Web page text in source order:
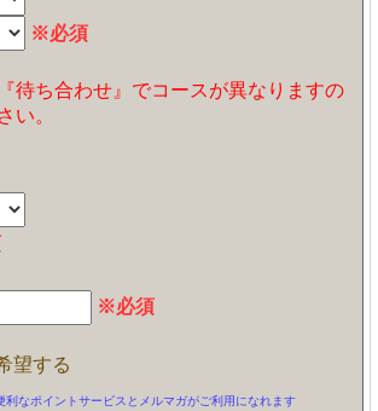
※必須
待ち合わせ』でコースが異なりますの
い。
※必須
望する
なポイントサービスとメルマガがご利用になれます